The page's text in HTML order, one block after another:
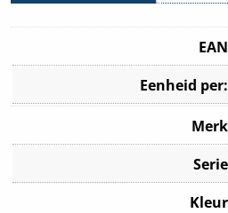
EAN
Eenheid per:
Merk
Serie
Kleur